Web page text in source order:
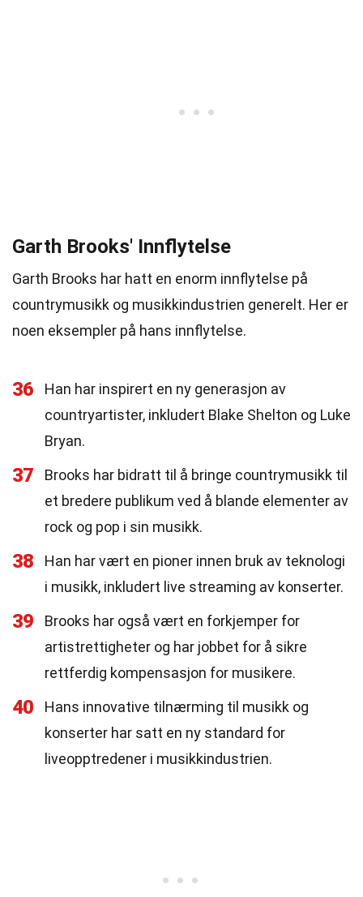
Garth Brooks' Innflytelse
Garth Brooks har hatt en enorm innflytelse på
countrymusikk og musikkindustrien generelt. Her er
noen eksempler på hans innflytelse.
36
Han har inspirert en ny generasjon av
countryartister, inkludert Blake Shelton og Luke
Bryan.
37
Brooks har bidratt til å bringe countrymusikk til
et bredere publikum ved å blande elementer av
rock og pop i sin musikk.
38
Han har vært en pioner innen bruk av teknologi
i musikk, inkludert live streaming av konserter.
39
Brooks har også vært en forkjemper for
artistrettigheter og har jobbet for å sikre
rettferdig kompensasjon for musikere.
40
Hans innovative tilnærming til musikk og
konserter har satt en ny standard for
liveopptredener i musikkindustrien.